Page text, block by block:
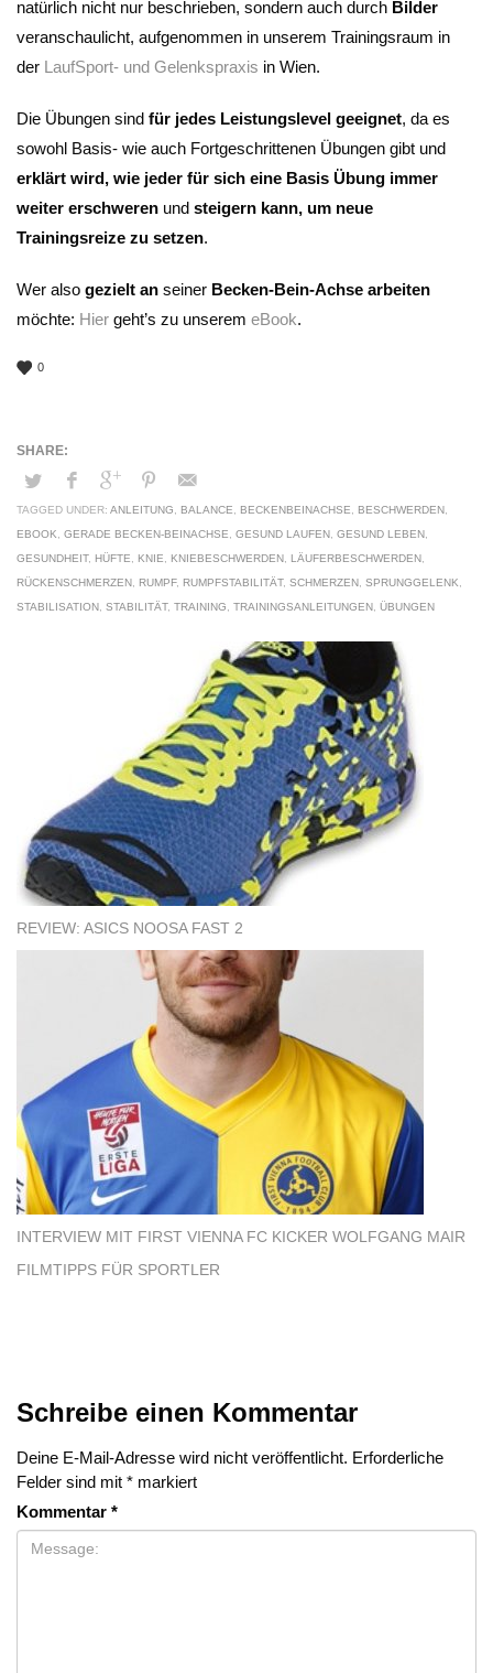
natürlich nicht nur beschrieben, sondern auch durch Bilder
veranschaulicht, aufgenommen in unserem Trainingsraum in
der LaufSport- und Gelenkspraxis in Wien.
Die Übungen sind für jedes Leistungslevel geeignet, da es
sowohl Basis- wie auch Fortgeschrittenen Übungen gibt und
erklärt wird, wie jeder für sich eine Basis Übung immer
weiter erschweren und steigern kann, um neue
Trainingsreize zu setzen.
Wer also gezielt an seiner Becken-Bein-Achse arbeiten
möchte: Hier geht’s zu unserem eBook.
0
TAGGED UNDER: ANLEITUNG BALANCE BECKENBEINACHSE BESCHWERDEN
EBOOK
GERADE BECKEN-BEINACHSE GESUND LAUFEN GESUND LEBEN
GESUNDHEIT, HÜFTE KNIE KNIEBESCHWERDEN LÄUFERBESCHWERDEN
RÜCKENSCHMERZEN
RUMPF, RUMPFSTABILITÄT, SCHMERZEN SPRUNGGELENK
STABILISATION STABILITÄT, TRAINING TRAININGSANLEITUNGEN ÜBUNGEN
REVIEW: ASICS NOOSA FAST 2
INTERVIEW MIT FIRST VIENNA FC KICKER WOLFGANG MAIR
FILMTIPPS FÜR SPORTLER
Schreibe einen Kommentar
Deine E-Mail-Adresse wird nicht veröffentlicht. Erforderliche
Felder sind mit * markiert
Kommentar *